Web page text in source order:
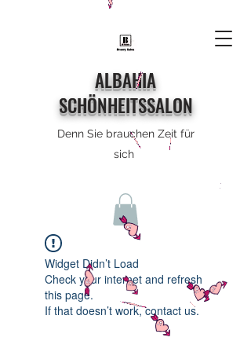
ALBAHIA
SCHÖNHEITSSALON
Denn Sie brauchen Zeit für
sich
Widget Didn’t Load
Check your internet and refresh
this page.
If that doesn’t work, contact us.